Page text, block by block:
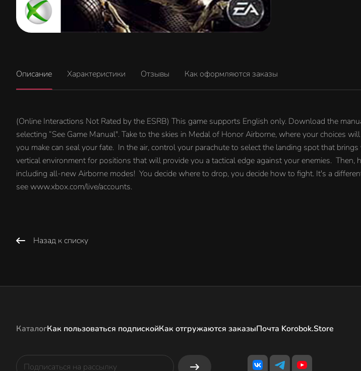
Описание Характеристики Отзывы Как оформляются заказы
(Online Interactions Not Rated by the ESRB) This game supports English only. Download the
selecting “See Game Manual". Take to the skies in Medal of Honor Airborne, where your choices
you make can seal your fate. In the air, control your parachute to select the landing spot that
vertical environment for positions that will provide you a tactical edge against your enemies.
including all-new Airborne modes! You decide where to drop, you decide how to fight. It's a
see www.xbox.com/live/accounts.
Назад к списку
КаталогКак пользоваться подпискойКак отгружаются заказыПочта Korobok.Store